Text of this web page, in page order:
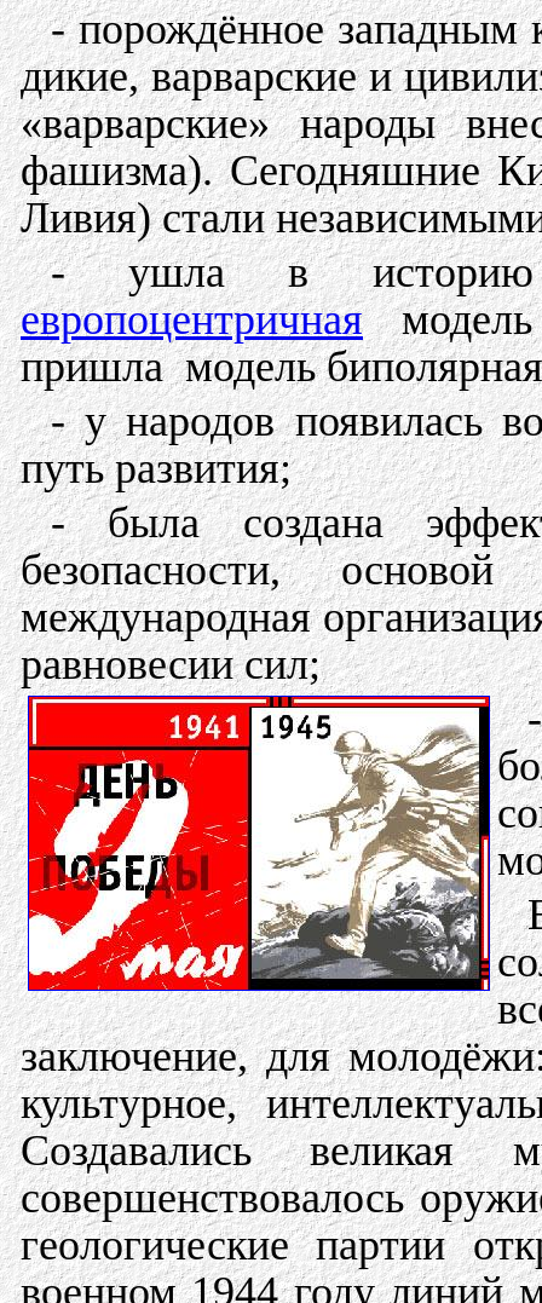
- порождённое западным
дикие, варварские и
«варварские» народы
фашизма). Сегодняшние
Ливия) стали
- ушла в историю
европоцентричнаямодель
пришла модель
- у народов появилась
путь развития;
- была создана
безопасности,
международная
равновесии сил;
заключение, для
культурное,
Создавались великая
совершенствовалось
геологические партии
военном 1944 году линий